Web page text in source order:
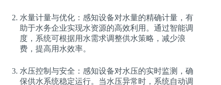
水量计量与优化：感知设备对水量的精确计量，有
助于水务企业实现水资源的高效利用。通过智能调
度，系统可根据用水需求调整供水策略，减少浪
费，提高用水效率。
水压控制与安全：感知设备对水压的实时监测，确
保供水系统稳定运行。当水压异常时，系统自动调